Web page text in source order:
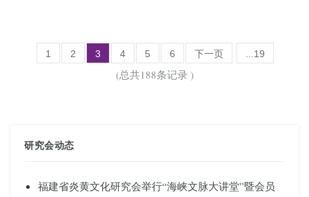
1 2 3 4 5 6 下一页 ...19
(总共188条记录 )
研究会动态
福建省炎黄文化研究会举行“海峡文脉大讲堂”暨会员